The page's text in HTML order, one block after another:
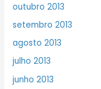
outubro 2013
setembro 2013
agosto 2013
julho 2013
junho 2013